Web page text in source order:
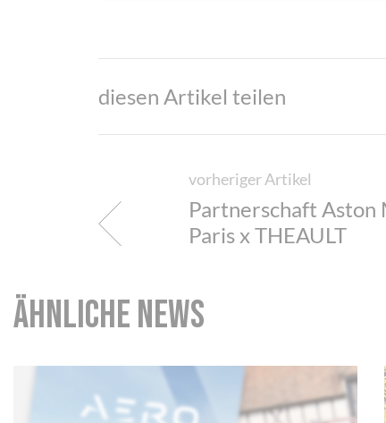
diesen Artikel teilen
vorheriger Artikel
Partnerschaft Aston
Paris x THEAULT
ähnliche News